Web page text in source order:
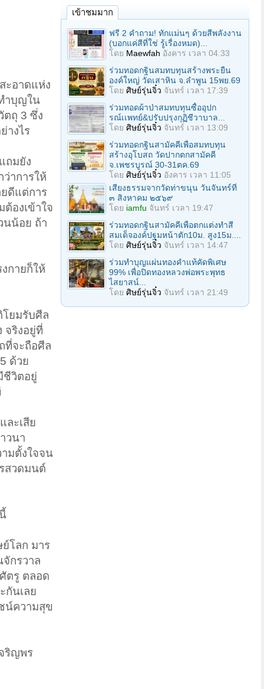
ะอาดแห่ง
ำบุญใน
ตถุ 3 ซึ่ง
างไร
ถมยัง
าการให้
ดีแต่การ
องเข้าใจ
นน้อย ถ้า
กายก็ให้
โยมรับศีล
จริงอยู่ที่
ที่จะถือศีล
ด้วย
ชีวิตอยู่
ละเสีย
วนา
มตั้งใจจน
สวดมนต์
โลก มาร
กรวาล
ตรู ตลอด
กันเลย
น์ความสุข
ริญพร
เข้าชมมาก
ฟรี 2 คำถาม! ทักแม่นๆ ด้วยสีพลังงาน
(บอกแค่สีที่ใช่ รู้เรื่องหมด)...
โดย Maewfah อังคาร เวลา 04:33
ร่วมทอดกฐินสมทบทุนสร้างพระยืน
องค์ใหญ่ วัดเสาหิน จ.ลําพูน 15พย.69
โดย ศิษย์รุ่นจิ๋ว จันทร์ เวลา 17:39
ร่วมทอดผ้าป่าสมทบทุนซื้ออุปก
รณ์เเพทย์&ปรับปรุงกุฏิชีวาบาล...
โดย ศิษย์รุ่นจิ๋ว จันทร์ เวลา 13:09
ร่วมทอดกฐินสามัคคีเพื่อสมทบทุน
สร้างอุโบสถ วัดปากตกสามัคคี
จ.เพชรบูรณ์ 30-31ตค.69
โดย ศิษย์รุ่นจิ๋ว อังคาร เวลา 11:05
เสียงธรรมจากวัดท่าขนุน วันจันทร์ที่
๓ สิงหาคม ๒๕๖๙
โดย iamfu จันทร์ เวลา 19:47
ร่วมทอดกฐินสามัคคีเพื่อตกแต่งทำสี
สมเด็จองค์ปฐมหน้าตัก10ม. สูง15ม....
โดย ศิษย์รุ่นจิ๋ว จันทร์ เวลา 14:47
ร่วมทําบุญแผ่นทองคำแท้คัดพิเศษ
99% เพื่อปิดทองหลวงพ่อพระพุทธ
ไสยาสน์...
โดย ศิษย์รุ่นจิ๋ว จันทร์ เวลา 21:49